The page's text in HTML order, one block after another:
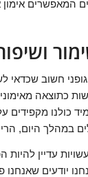
המאפשרים אימון
חשוב
כתוצאה
כולנו מקפידים
במהלך היום,
עדיין
יודעים
–
במצב